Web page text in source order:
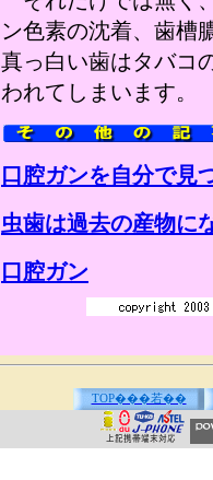
ン色素の沈着、歯
真っ白い歯はタバコ
われてしまいます
口腔ガンを自分で見
虫歯は過去の産物に
口腔ガン
TOP���若��